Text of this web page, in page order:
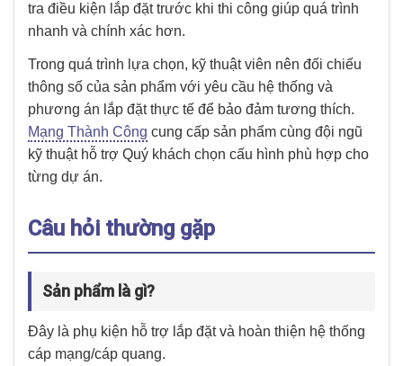
tra điều kiện lắp đặt trước khi thi công giúp quá trình
nhanh và chính xác hơn.
Trong quá trình lựa chọn, kỹ thuật viên nên đối chiếu
thông số của sản phẩm với yêu cầu hệ thống và
phương án lắp đặt thực tế để bảo đảm tương thích.
Mạng Thành Công cung cấp sản phẩm cùng đội ngũ
kỹ thuật hỗ trợ Quý khách chọn cấu hình phù hợp cho
từng dự án.
Câu hỏi thường gặp
Sản phẩm là gì?
Đây là phụ kiện hỗ trợ lắp đặt và hoàn thiện hệ thống
cáp mạng/cáp quang.